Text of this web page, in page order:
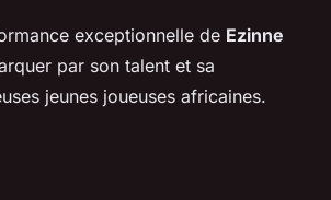
exceptionnelle de Ezinne
par son talent et sa
jeunes joueuses africaines.